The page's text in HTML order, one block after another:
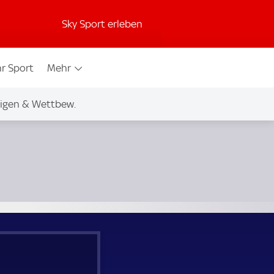
Sky Sport erleben
Sport Mehr
& Wettbew.